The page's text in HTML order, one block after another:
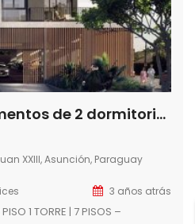
En venta departamentos de 2 dormitorios en Edificio Las Lomas, a 1 cuadra del Shopping del Sol, Asuncion – Paraguay
XXIII, Asunción, Paraguay
3 años atrás
1 TORRE | 7 PISOS –